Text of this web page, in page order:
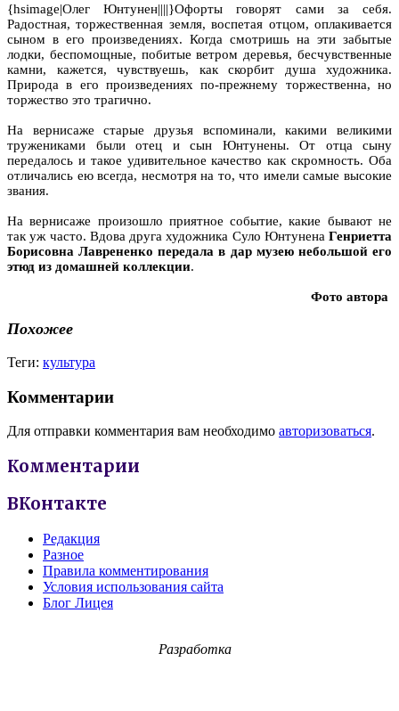
{hsimage|Олег Юнтунен||||}Офорты говорят сами за себя.
Радостная, торжественная земля, воспетая отцом, оплакивается
сыном в его произведениях. Когда смотришь на эти забытые
лодки, беспомощные, побитые ветром деревья, бесчувственные
камни, кажется, чувствуешь, как скорбит душа художника.
Природа в его произведениях по-прежнему торжественна, но
торжество это трагично.
На вернисаже старые друзья вспоминали, какими великими
тружениками были отец и сын Юнтунены. От отца сыну
передалось и такое удивительное качество как скромность. Оба
отличались ею всегда, несмотря на то, что имели самые высокие
звания.
На вернисаже произошло приятное событие, какие бывают не
так уж часто. Вдова друга художника Суло Юнтунена Генриетта
Борисовна Лаврененко передала в дар музею небольшой его
этюд из домашней коллекции.
Фото автора
Похожее
Теги: культура
Комментарии
Для отправки комментария вам необходимо авторизоваться.
Комментарии
ВКонтакте
Редакция
Разное
Правила комментирования
Условия использования сайта
Блог Лицея
Разработка